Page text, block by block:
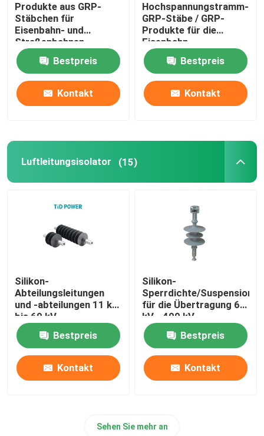
Isoliertes Gerüst
Pultrusionsprofil aus Glasfaser
FRP formte Produkte
Produkte aus GRP-
Stäbchen für
Eisenbahn- und
Straßenbahnen
Bestpreis
Kontakt
Hochspannungstramm-
GRP-Stäbe / GRP-
Produkte für die
Eisenbahn
Bestpreis
Kontakt
Luftleitungsisolator (15)
Silikon-
Abteilungsleitungen
und -abteilungen 11 kV
bis 69 kV
Bestpreis
Kontakt
Silikon-
Sperrdichte/
für die Übertragung 69
kV - 400 kV
Bestpreis
Kontakt
Sehen Sie mehr an